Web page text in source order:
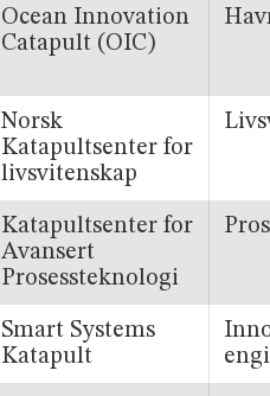
Ocean Innovation
Catapult (OIC)
Norsk
Katapultsenter for
livsvitenskap
Katapultsenter for
Avansert
Prosessteknologi
Smart Systems
Katapult